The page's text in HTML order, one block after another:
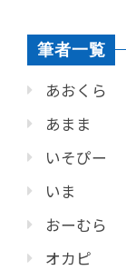
筆者一覧
あおくら
あまま
いそぴー
いま
おーむら
オカピ